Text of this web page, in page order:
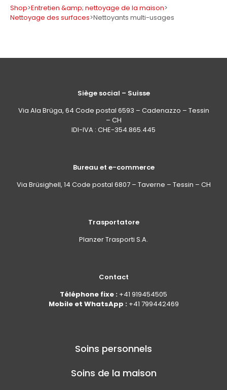
Shop>Entretien &amp; nettoyage de la maison>
Nettoyage des surfaces>Nettoyants multi-usages
Siège social – Suisse
Via Ala Brüga, 64 Code postal 6593 – Cadenazzo – Tessin
– CH
IDI-IVA : CHE-354.865.445
Bureau et e-commerce
Via Brüsighell, 14 Code postal 6807 – Taverne – Tessin – CH
Trasportatore
Planzer Trasporti S.A.
Contact
Téléphone fixe : +41 919454505
Mobile et WhatsApp : +41 799442469
Soins personnels
Soins de la maison